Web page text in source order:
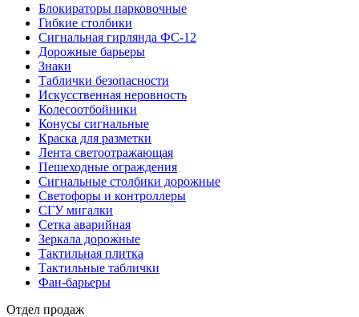
Блокираторы парковочные
Гибкие столбики
Сигнальная гирлянда ФС-12
Дорожные барьеры
Знаки
Таблички безопасности
Искусственная неровность
Колесоотбойники
Конусы сигнальные
Краска для разметки
Лента светоотражающая
Пешеходные ограждения
Сигнальные столбики дорожные
Светофоры и контроллеры
СГУ мигалки
Cетка аварийная
Зеркала дорожные
Тактильная плитка
Тактильные таблички
Фан-барьеры
Отдел продаж